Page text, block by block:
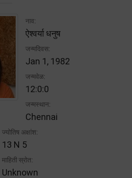
नाव:
ऐश्वर्या धनुष
जन्मदिवस:
Jan 1, 1982
जन्मवेळ:
12:0:0
जन्मस्थान:
Chennai
ज्योतिष अक्षांश:
13 N 5
माहिती स्रोत:
Unknown